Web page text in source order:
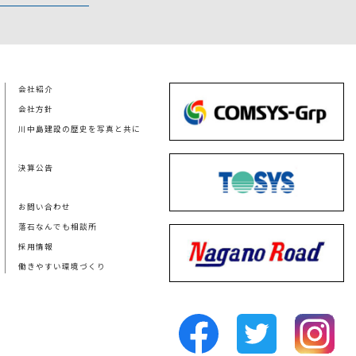
会社紹介
会社方針
川中島建設の歴史を写真と共に
決算公告
お問い合わせ
落石なんでも相談所
採用情報
働きやすい環境づくり